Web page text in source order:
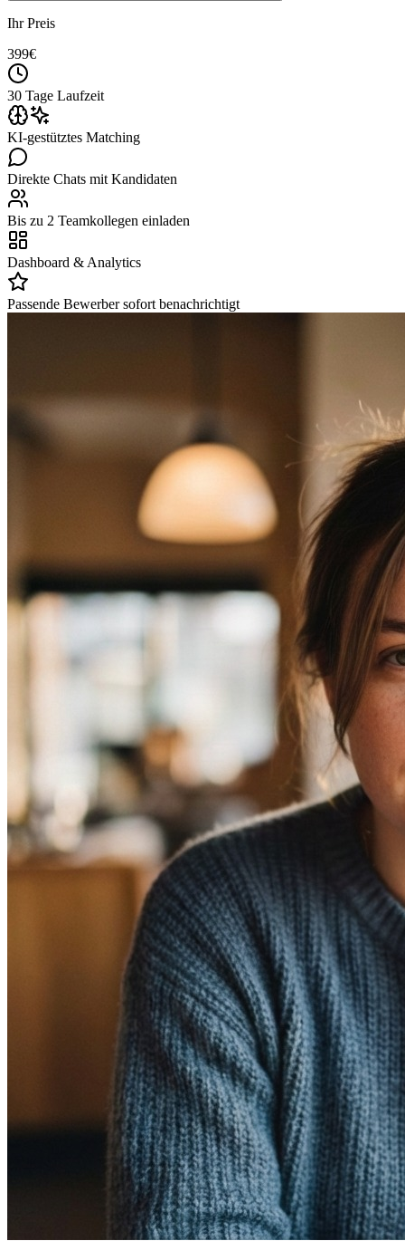
Ihr Preis
399€
30 Tage Laufzeit
KI-gestütztes Matching
Direkte Chats mit Kandidaten
Bis zu 2 Teamkollegen einladen
Dashboard & Analytics
Passende Bewerber sofort benachrichtigt